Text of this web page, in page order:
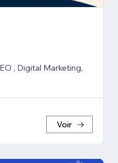
, Digital Marketing,
Voir